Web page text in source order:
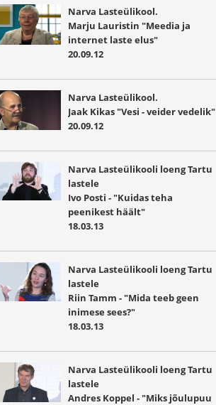
Narva Lasteülikool.
Marju Lauristin "Meedia ja
internet laste elus"
20.09.12
Narva Lasteülikool.
Jaak Kikas "Vesi - veider vedelik"
20.09.12
Narva Lasteülikooli loeng Tartu
lastele
Ivo Posti - "Kuidas teha
peenikest häält"
18.03.13
Narva Lasteülikooli loeng Tartu
lastele
Riin Tamm - "Mida teeb geen
inimese sees?"
18.03.13
Narva Lasteülikooli loeng Tartu
lastele
Andres Koppel - "Miks jõulupuu